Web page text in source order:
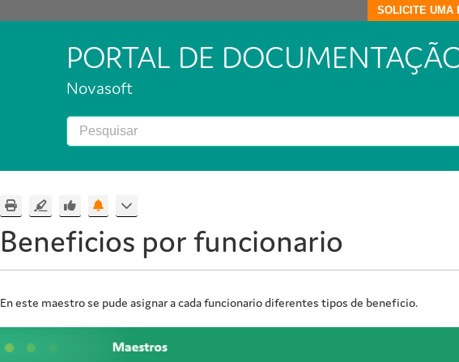
SOLICITE UMA
PORTAL DE
Novasoft
Beneficios por funcionario
En este maestro se pude asignar a cada funcionario diferentes tipos de beneficio.